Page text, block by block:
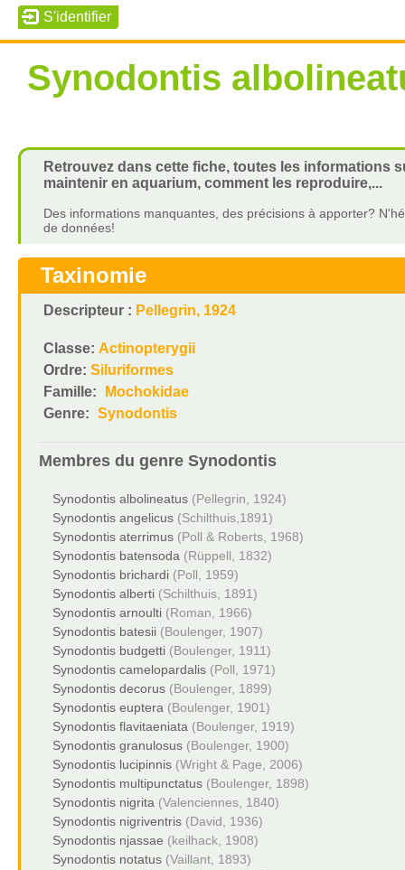
Synodontis
Retrouvez dans cette fiche, toutes les informations
maintenir en aquarium, comment les reproduire,...
Des informations manquantes, des précisions à apporter?
de données!
Taxinomie
Descripteur : Pellegrin, 1924
Classe: Actinopterygii
Ordre: Siluriformes
Famille:
Mochokidae
Genre: Synodontis
Membres du genre Synodontis
Synodontis albolineatus (Pellegrin, 1924)
Synodontis angelicus (Schilthuis,1891)
Synodontis aterrimus (Poll & Roberts, 1968)
Synodontis batensoda (Rüppell, 1832)
Synodontis brichardi (Poll, 1959)
Synodontis alberti (Schilthuis, 1891)
Synodontis arnoulti (Roman, 1966)
Synodontis batesii (Boulenger, 1907)
Synodontis budgetti (Boulenger, 1911)
Synodontis camelopardalis (Poll, 1971)
Synodontis decorus (Boulenger, 1899)
Synodontis euptera (Boulenger, 1901)
Synodontis flavitaeniata (Boulenger, 1919)
Synodontis granulosus (Boulenger, 1900)
Synodontis lucipinnis (Wright & Page, 2006)
Synodontis multipunctatus (Boulenger, 1898)
Synodontis nigrita (Valenciennes, 1840)
Synodontis nigriventris (David, 1936)
Synodontis njassae (keilhack, 1908)
Synodontis notatus (Vaillant, 1893)